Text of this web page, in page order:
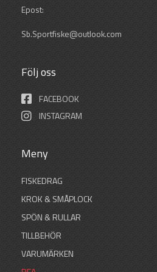
Epost:
Sb.Sportfiske@outlook.com
Följ oss
FACEBOOK
INSTAGRAM
Meny
FISKEDRAG
KROK & SMÅPLOCK
SPÖN & RULLAR
TILLBEHÖR
VARUMÄRKEN